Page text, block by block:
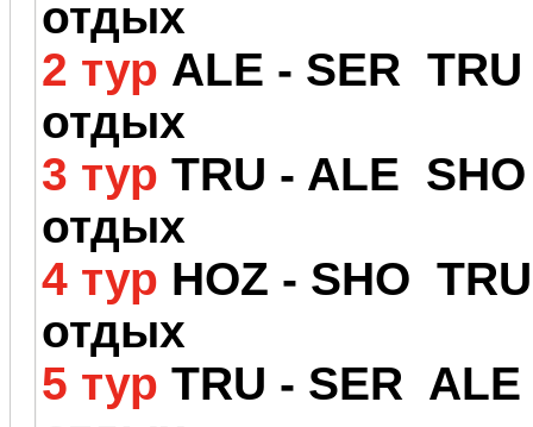
отдых
2 тур ALE - SER
отдых
3 тур TRU - ALE
отдых
4 тур HOZ - SHO
отдых
5 тур TRU - SER